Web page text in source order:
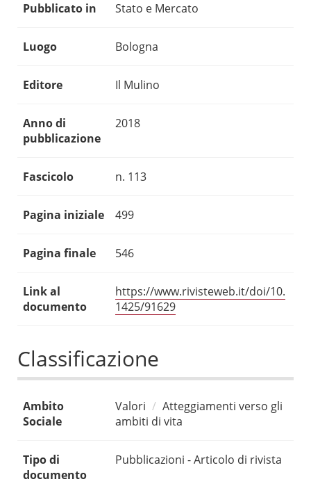
Pubblicato in Stato e Mercato
Luogo Bologna
Editore Il Mulino
Anno di
pubblicazione
2018
Fascicolo n. 113
Pagina iniziale 499
Pagina finale 546
Link al
documento
https://www.rivisteweb.it/doi/10.
1425/91629
Classificazione
Ambito
Sociale
Valori
Atteggiamenti verso gli
ambiti di vita
Tipo di
documento
Pubblicazioni - Articolo di rivista